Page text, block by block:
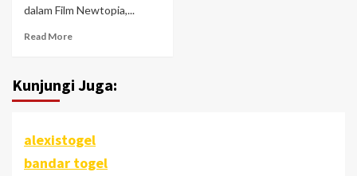
dalam Film Newtopia,...
Read More
Kunjungi Juga:
alexistogel
bandar togel